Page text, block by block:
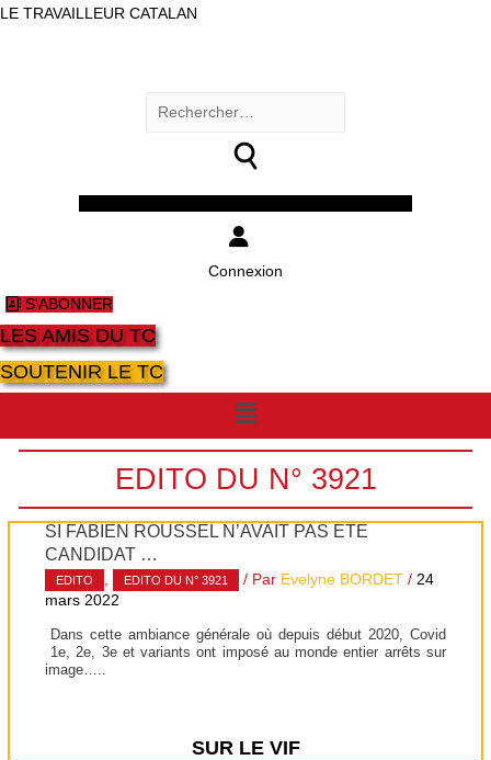
LE TRAVAILLEUR CATALAN
Rechercher :
Connexion
S'ABONNER
LES AMIS DU TC
SOUTENIR LE TC
Menu
EDITO DU N° 3921
SI FABIEN ROUSSEL N’AVAIT PAS ÉTÉ
CANDIDAT …
EDITO , EDITO DU N° 3921 / Par Evelyne BORDET /24
mars 2022
Dans cette ambiance générale où depuis début 2020, Covid
1e, 2e, 3e et variants ont imposé au monde entier arrêts sur
image…..
SUR LE VIF